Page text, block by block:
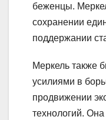
беженцы.
сохранении
поддержании
Меркель также
усилиями в
продвижении
технологий.